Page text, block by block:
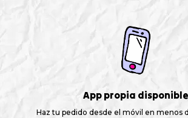
App propia disponible
Haz tu pedido desde el móvil en menos